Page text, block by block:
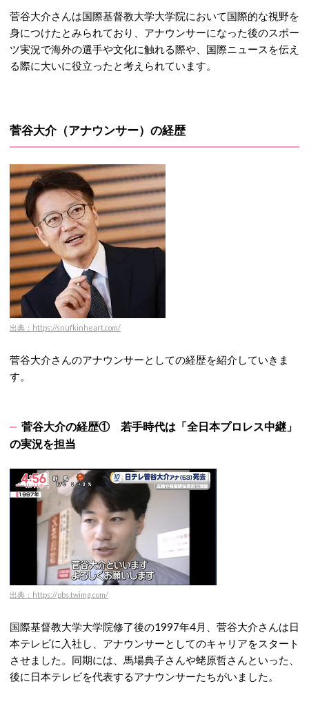
菅谷大介さんは国際基督教大学大学院において国際的な視野を
身につけたとみられており、アナウンサーになった後のスポー
ツ実況で海外の選手や文化に触れる際や、国際ニュースを伝え
る際に大いに役立ったと考えられています。
菅谷大介（アナウンサー）の経歴
出典：https://snufkinheart.com/
菅谷大介さんのアナウンサーとしての経歴を紹介していきま
す。
菅谷大介の経歴① 若手時代は「全日本プロレス中継」
の実況を担当
出典：https://pbs.twimg.com/
国際基督教大学大学院修了後の1997年4月、菅谷大介さんは日
本テレビに入社し、アナウンサーとしてのキャリアをスタート
させました。 同期には、馬場典子さんや蛯原哲さんといった、
後に日本テレビを代表するアナウンサーたちがいました。